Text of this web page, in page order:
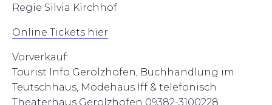
Regie Silvia Kirchhof
Online Tickets hier
Vorverkauf:
Tourist Info Gerolzhofen, Buchhandlung im
Teutschhaus, Modehaus Iff & telefonisch
Theaterhaus Gerolzhofen 09382-3100228